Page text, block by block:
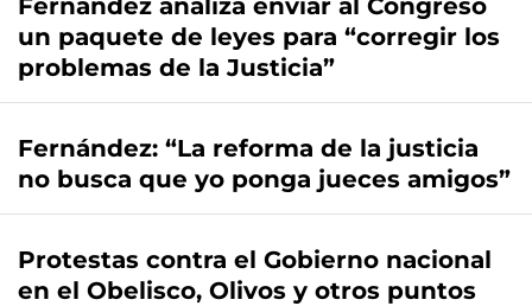
Fernández analiza enviar al Congreso
un paquete de leyes para “corregir los
problemas de la Justicia”
Fernández: “La reforma de la justicia
no busca que yo ponga jueces amigos”
Protestas contra el Gobierno nacional
en el Obelisco, Olivos y otros puntos